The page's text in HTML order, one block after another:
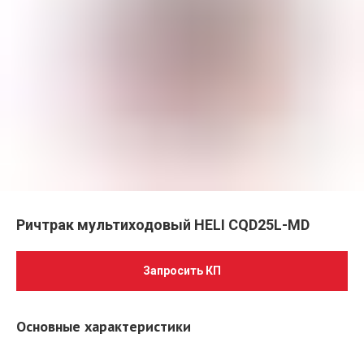
Ричтрак мультиходовый HELI CQD25L-MD
Запросить КП
Основные характеристики